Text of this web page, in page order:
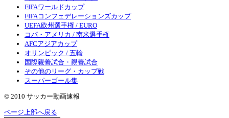
FIFAワールドカップ
FIFAコンフェデレーションズカップ
UEFA欧州選手権 / EURO
コパ・アメリカ / 南米選手権
AFCアジアカップ
オリンピック / 五輪
国際親善試合・親善試合
その他のリーグ・カップ戦
スーパーゴール集
© 2010 サッカー動画速報
ページ上部へ戻る